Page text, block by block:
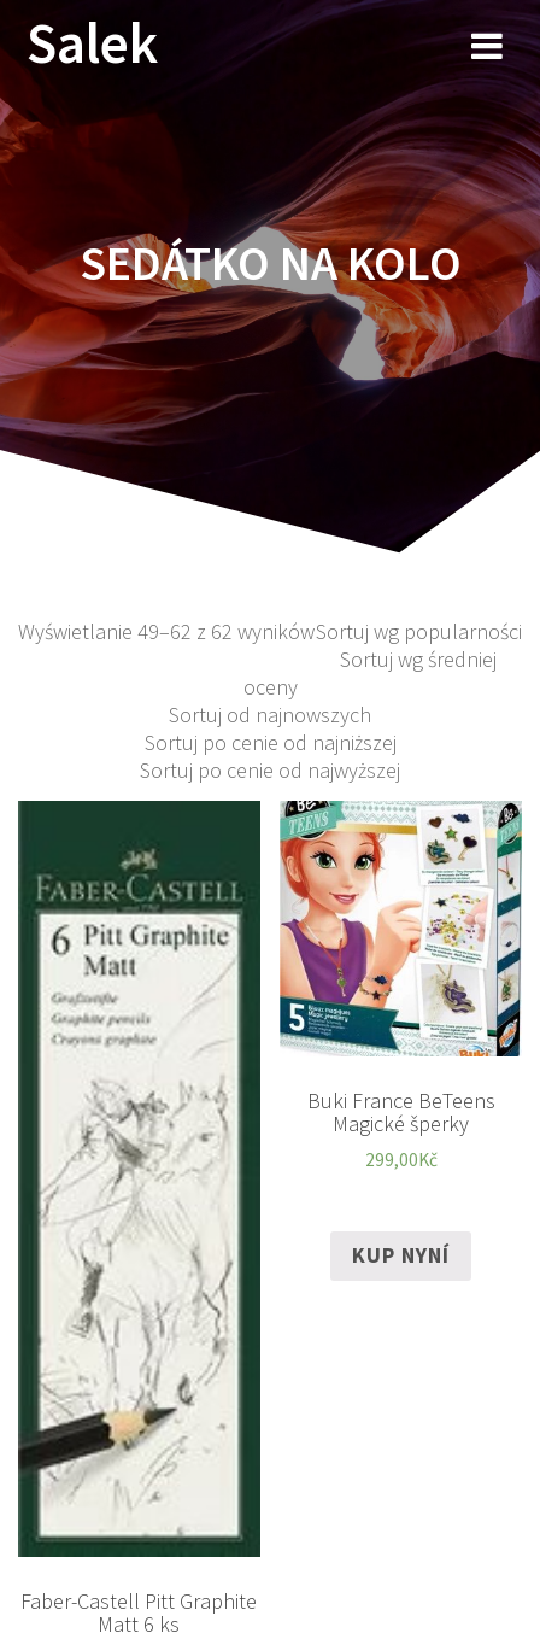
Przejdź
do
Salek
SEDÁTKO NA KOLO
Wyświetlanie 49–62 z 62 wynikówSortuj wg popularności
Sortuj wg średniej
oceny
Sortuj od najnowszych
Sortuj po cenie od najniższej
Sortuj po cenie od najwyższej
Faber-Castell Pitt Graphite
Matt 6 ks
Buki France BeTeens
Magické šperky
299,00Kč
KUP NYNÍ